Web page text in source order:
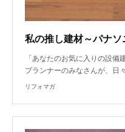
「あなたのお気に入りの設備
プランナーのみなさんが、日
リフォマガ